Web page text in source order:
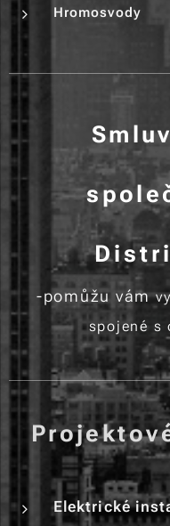
Hromosvody
-pomůžu vám
spojené s
Elektrické